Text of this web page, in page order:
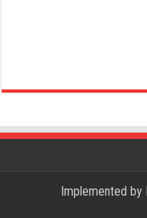
Implemented by